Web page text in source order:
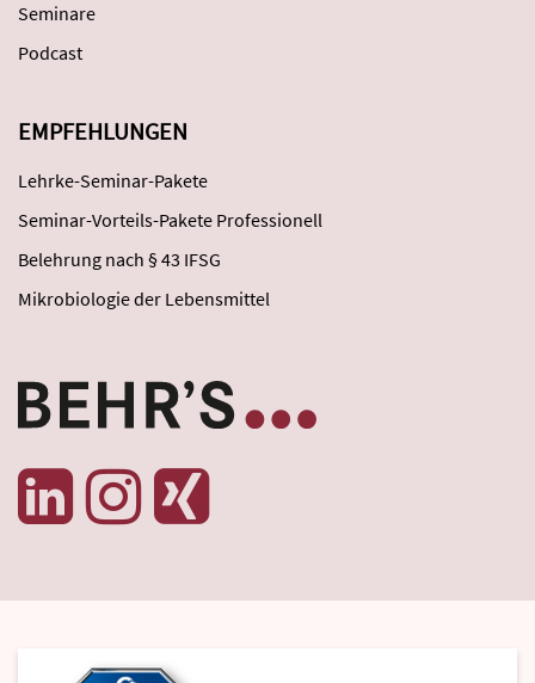
Seminare
Podcast
EMPFEHLUNGEN
Lehrke-Seminar-Pakete
Seminar-Vorteils-Pakete Professionell
Belehrung nach § 43 IFSG
Mikrobiologie der Lebensmittel